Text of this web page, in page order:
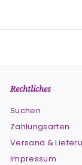
Rechtliches
Suchen
Zahlungsarten
Versand &
Impressum